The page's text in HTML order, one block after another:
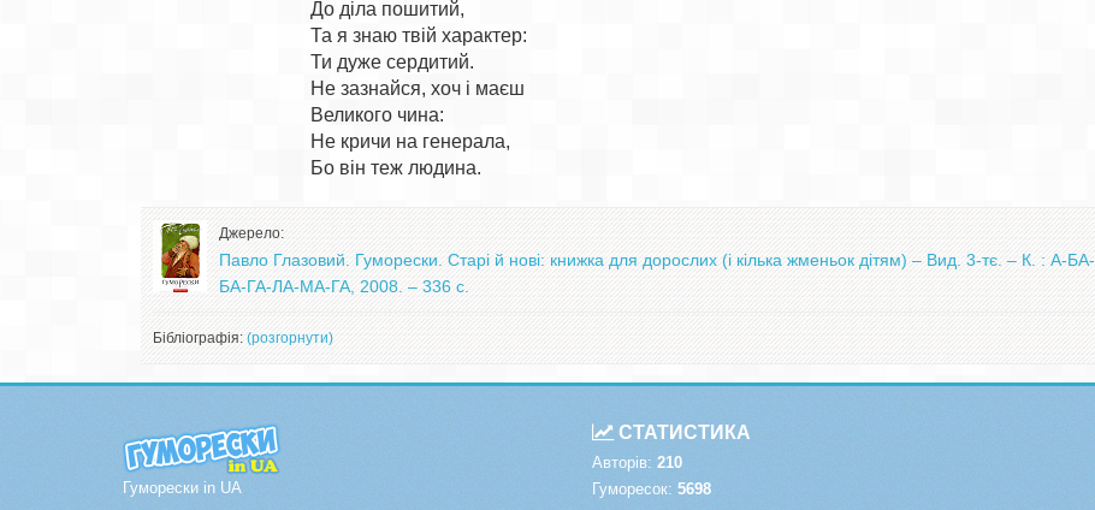
До діла пошитий,
Та я знаю твій характер:
Ти дуже сердитий.
Не зазнайся, хоч і маєш
Великого чина:
Не кричи на генерала,
Джерело:
Павло Глазовий. Гуморески. Старі й нові: книжка для дорослих (і кілька жменьок дітям) – Вид. 3-тє. – К. : А-БА-
БА-ГА-ЛА-МА-ГА, 2008. – 336 с.
Бібліографія: (розгорнути)
Гуморески in UA
СТАТИСТИКА
Авторів: 210
Гуморесок: 5698